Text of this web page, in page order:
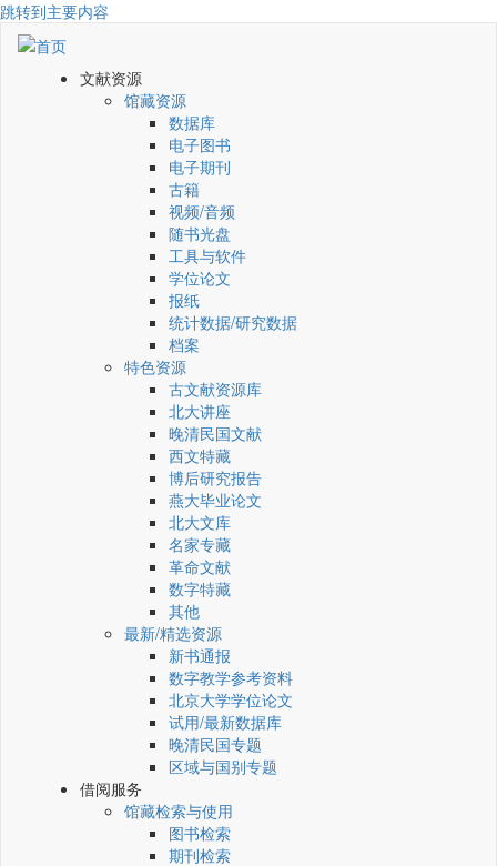
跳转到主要内容
文献资源
馆藏资源
数据库
电子图书
电子期刊
古籍
视频/音频
随书光盘
工具与软件
学位论文
报纸
统计数据/研究数据
档案
特色资源
古文献资源库
北大讲座
晚清民国文献
西文特藏
博后研究报告
燕大毕业论文
北大文库
名家专藏
革命文献
数字特藏
其他
最新/精选资源
新书通报
数字教学参考资料
北京大学学位论文
试用/最新数据库
晚清民国专题
区域与国别专题
借阅服务
馆藏检索与使用
图书检索
期刊检索